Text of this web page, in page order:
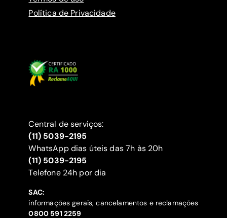
Política de Privacidade
Central de serviços:
(11) 5039-2195
WhatsApp dias úteis das 7h às 20h
(11) 5039-2195
‍Telefone 24h por dia
SAC:
informações gerais, cancelamentos e reclamações
‍0800 591 2259